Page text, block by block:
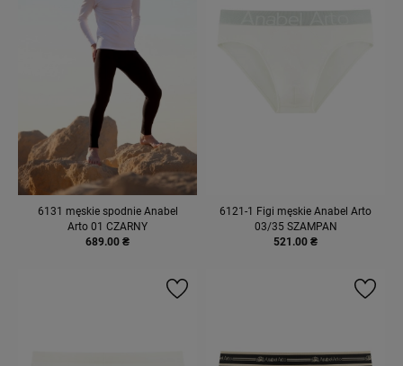
6131 męskie spodnie Anabel
Arto 01 CZARNY
689.00 ₴
6121-1 Figi męskie Anabel Arto
03/35 SZAMPAN
521.00 ₴